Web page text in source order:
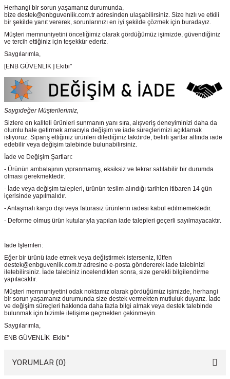
Herhangi bir sorun yaşamanız durumunda,
bize destek@enbguvenlik.com.tr adresinden ulaşabilirsiniz. Size hızlı ve etkili
bir şekilde yanıt vererek, sorunlarınızı en iyi şekilde çözmek için buradayız.
Müşteri memnuniyetini önceliğimiz olarak gördüğümüz işimizde, güvendiğiniz
ve tercih ettiğiniz için teşekkür ederiz.
Saygılarımla,
[ENB GÜVENLİK ] Ekibi"
Saygıdeğer Müşterilerimiz,
Sizlere en kaliteli ürünleri sunmanın yanı sıra, alışveriş deneyiminizi daha da
olumlu hale getirmek amacıyla değişim ve iade süreçlerimizi açıklamak
istiyoruz. Sipariş ettiğiniz ürünleri dilediğiniz takdirde, belirli şartlar altında iade
edebilir veya değişim talebinde bulunabilirsiniz.
İade ve Değişim Şartları:
- Ürünün ambalajının yıpranmamış, eksiksiz ve tekrar satılabilir bir durumda
olması gerekmektedir.
- İade veya değişim talepleri, ürünün teslim alındığı tarihten itibaren 14 gün
içerisinde yapılmalıdır.
- Anlaşmalı kargo dışı veya faturasız ürünlerin iadesi kabul edilmemektedir.
- Deforme olmuş ürün kutularıyla yapılan iade talepleri geçerli sayılmayacaktır.
İade İşlemleri:
Eğer bir ürünü iade etmek veya değiştirmek isterseniz, lütfen
destek@enbguvenlik.com.tr adresine e-posta göndererek iade talebinizi
iletebilirsiniz. İade talebiniz incelendikten sonra, size gerekli bilgilendirme
yapılacaktır.
Müşteri memnuniyetini odak noktamız olarak gördüğümüz işimizde, herhangi
bir sorun yaşamanız durumunda size destek vermekten mutluluk duyarız. İade
ve değişim süreçleri hakkında daha fazla bilgi almak veya destek talebinde
bulunmak için bizimle iletişime geçmekten çekinmeyin.
Saygılarımla,
ENB GÜVENLİK Ekibi"
YORUMLAR (0)